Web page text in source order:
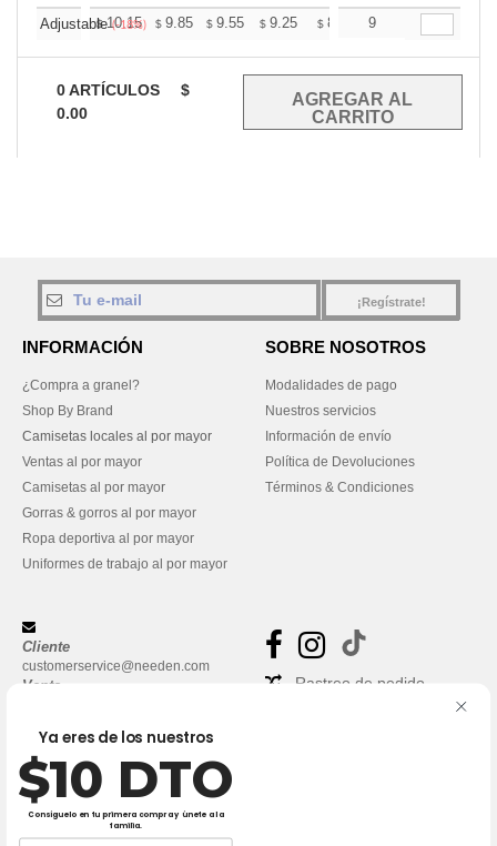
Adjustable(-18%)
$10.15 $ 9.85 $ 9.55 $ 9.25 $ 8.95 $
9
0ARTÍCULOS
$
0.00
¡Regístrate!
INFORMACIÓN
¿Compra a granel?
Shop By Brand
Camisetas locales al por mayor
Ventas al por mayor
Camisetas al por mayor
Gorras & gorros al por mayor
Ropa deportiva al por mayor
Uniformes de trabajo al por mayor
SOBRE NOSOTROS
Modalidades de pago
Nuestros servicios
Información de envío
Política de Devoluciones
Términos & Condiciones
Cliente
customerservice@needen.com
Venta
Rastreo de pedido
Ya eres de los nuestros
$10 DTO
Consíguelo en tu primera compra y únete a la
familia.